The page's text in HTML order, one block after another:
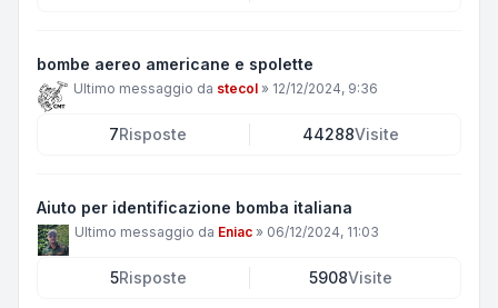
bombe aereo americane e spolette
Ultimo messaggio da stecol » 12/12/2024, 9:36
7Risposte 44288Visite
Aiuto per identificazione bomba italiana
Ultimo messaggio da Eniac » 06/12/2024, 11:03
5Risposte 5908Visite